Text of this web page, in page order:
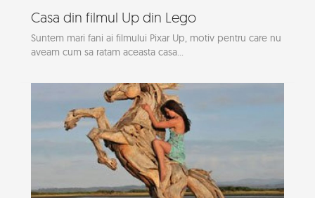
Casa din filmul Up din Lego
Suntem mari fani ai filmului Pixar Up, motiv pentru care nu
aveam cum sa ratam aceasta casa...